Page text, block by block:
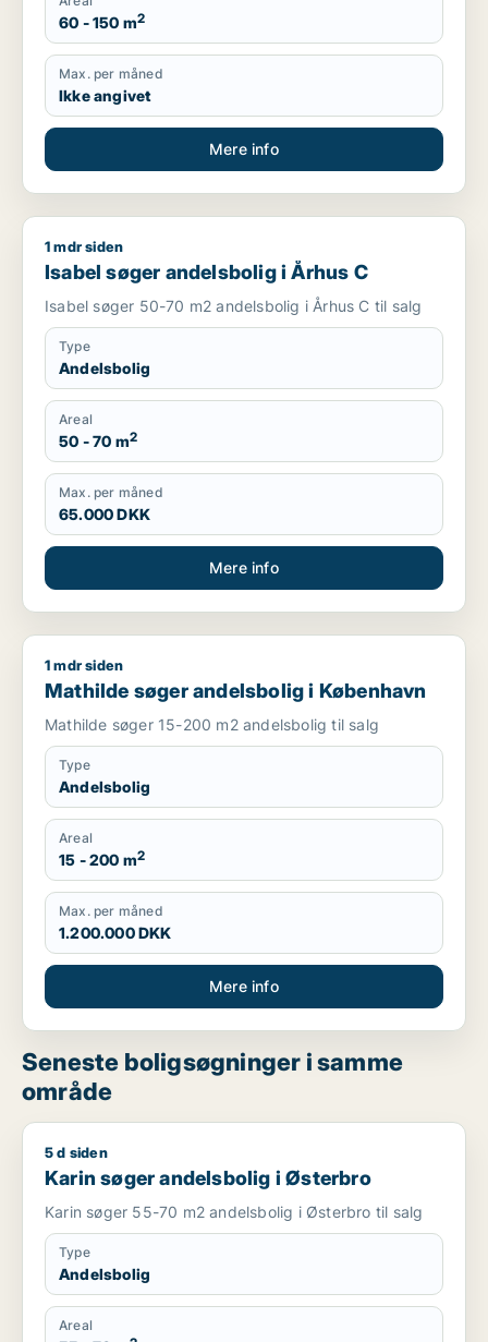
60 - 150 m2
Max. per måned
Ikke angivet
Mere info
Isabel søger andelsbolig i Århus C
1 mdr siden
Isabel søger andelsbolig i Århus C
Isabel søger 50-70 m2 andelsbolig i Århus C til salg
Type
Andelsbolig
Areal
50 - 70 m2
Max. per måned
65.000 DKK
Mere info
Mathilde søger andelsbolig i København
1 mdr siden
Mathilde søger andelsbolig i København
Mathilde søger 15-200 m2 andelsbolig til salg
Type
Andelsbolig
Areal
15 - 200 m2
Max. per måned
1.200.000 DKK
Mere info
Seneste boligsøgninger i samme
område
Karin søger andelsbolig i Østerbro
5 d siden
Karin søger andelsbolig i Østerbro
Karin søger 55-70 m2 andelsbolig i Østerbro til salg
Type
Andelsbolig
Areal